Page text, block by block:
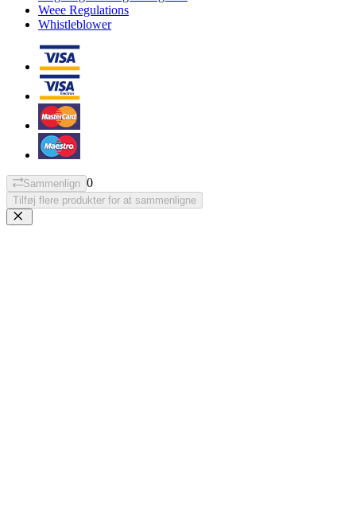
Weee Regulations
Whistleblower
Sammenlign 0
Tilføj flere produkter for at sammenligne